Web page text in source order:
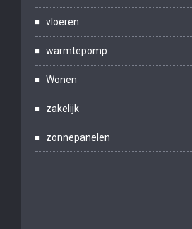
vloeren
warmtepomp
Wonen
zakelijk
zonnepanelen